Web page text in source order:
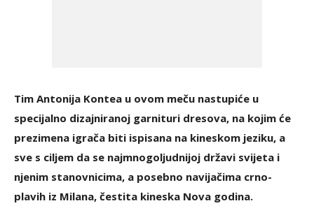
Tim Antonija Kontea u ovom meču nastupiće u
specijalno dizajniranoj garnituri dresova, na kojim će
prezimena igrača biti ispisana na kineskom jeziku, a
sve s ciljem da se najmnogoljudnijoj državi svijeta i
njenim stanovnicima, a posebno navijačima crno-
plavih iz Milana, čestita kineska Nova godina.